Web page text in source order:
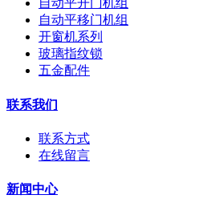
自动平开门机组
自动平移门机组
开窗机系列
玻璃指纹锁
五金配件
联系我们
联系方式
在线留言
新闻中心